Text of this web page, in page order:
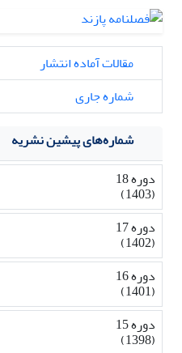
مقالات آماده انتشار
شماره جاری
شماره‌های پیشین نشریه
دوره 18
(1403)
دوره 17
(1402)
دوره 16
(1401)
دوره 15
(1398)